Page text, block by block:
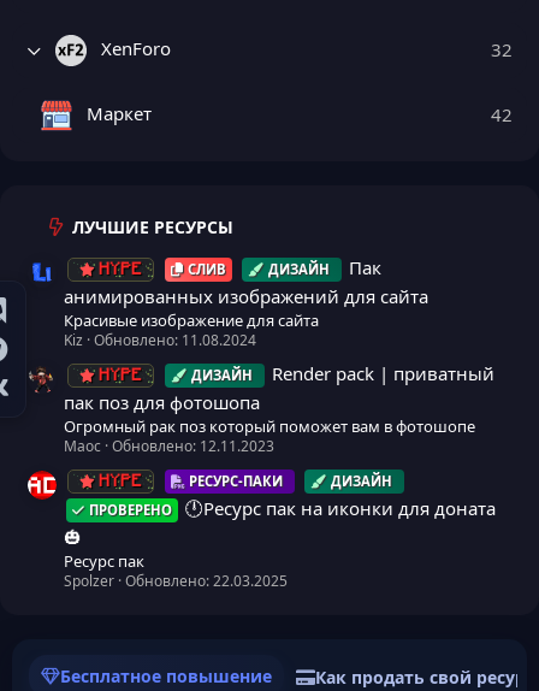
XenForo 32
Маркет 42
ЛУЧШИЕ РЕСУРСЫ
Иконка ресурса
HYPE СЛИВ ДИЗАЙН
Пак
анимированных изображений для сайта
Красивые изображение для сайта
Kiz Обновлено: 11.08.2024
HYPE ДИЗАЙН
Render pack | приватный
пак поз для фотошопа
Огромный рак поз который поможет вам в фотошопе
Maoc Обновлено: 12.11.2023
HYPE РЕСУРС-ПАКИ
ДИЗАЙН
ПРОВЕРЕНО
🕛Ресурс пак на иконки для доната
🎃
Ресурс пак
Spolzer Обновлено:22.03.2025
Бесплатное повышение Как продать свой